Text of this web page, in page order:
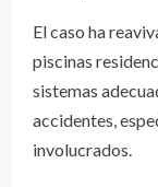
El caso ha
piscinas
sistemas
accidentes,
involucrados.